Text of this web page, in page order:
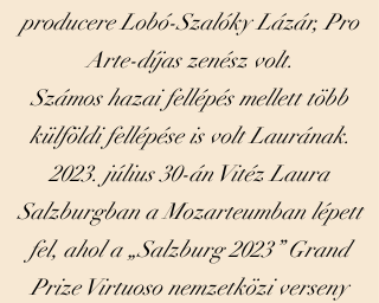
producere Lobó-Szalóky Lázár, Pro
Arte-díjas zenész volt.
Számos hazai fellépés mellett több
külföldi fellépése is volt Laurának.
2023. július 30-án Vitéz Laura
Salzburgban a Mozarteumban lépett
fel, ahol a „Salzburg 2023” Grand
Prize Virtuoso nemzetközi verseny